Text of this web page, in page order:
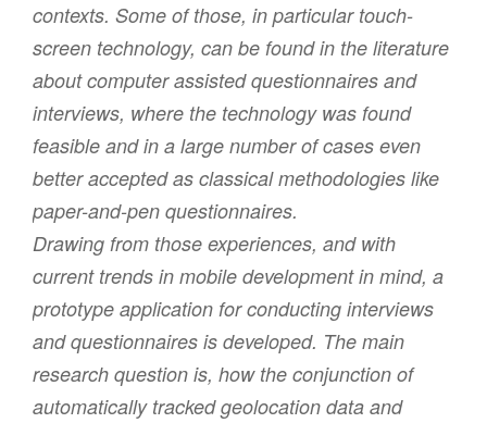
contexts. Some of those, in particular touch-
screen technology, can be found in the literature
about computer assisted questionnaires and
interviews, where the technology was found
feasible and in a large number of cases even
better accepted as classical methodologies like
paper-and-pen questionnaires.
Drawing from those experiences, and with
current trends in mobile development in mind, a
prototype application for conducting interviews
and questionnaires is developed. The main
research question is, how the conjunction of
automatically tracked geolocation data and